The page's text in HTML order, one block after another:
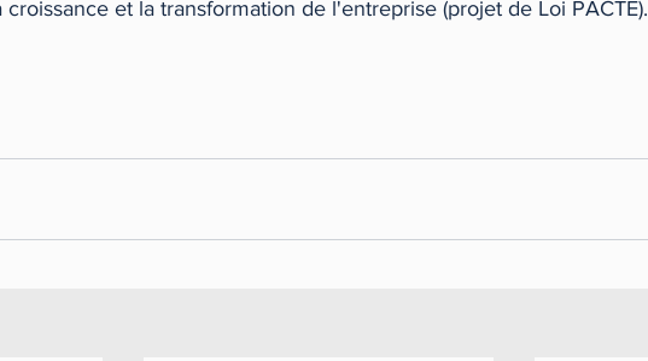
et la transformation de l'entreprise (projet de Loi PACTE).